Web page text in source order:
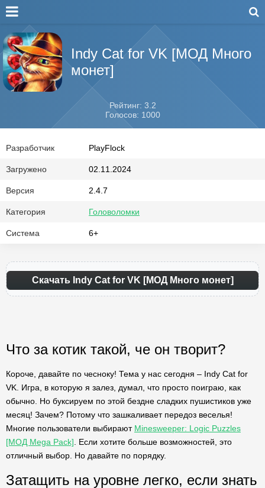
Indy Cat for VK [МОД Много
монет]
Рейтинг: 3.2
Голосов: 1000
Разработчик PlayFlock
Загружено 02.11.2024
Версия 2.4.7
Категория Головоломки
Система 6+
Скачать Indy Cat for VK [МОД Много монет]
Что за котик такой, че он творит?
Короче, давайте по чесноку! Тема у нас сегодня – Indy Cat for
VK. Игра, в которую я залез, думал, что просто поиграю, как
обычно. Но буксируем по этой бездне сладких пушистиков уже
месяц! Зачем? Потому что зашкаливает передоз веселья!
Многие пользователи выбирают Minesweeper: Logic Puzzles
[МОД Mega Pack] . Если хотите больше возможностей, это
отличный выбор. Но давайте по порядку.
Затащить на уровне легко, если знать